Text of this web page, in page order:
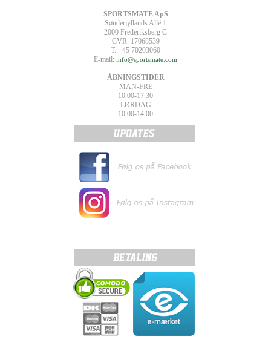
SPORTSMATE ApS
Sønderjyllands Allé 1
2000 Frederiksberg C
CVR. 17068539
T. +45 70203060
E-mail: info@sportsmate.com
ÅBNINGSTIDER
MAN-FRE
10.00-17.30
LØRDAG
10.00-14.00